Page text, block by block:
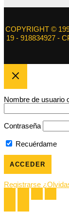
COPYRIGHT ©
19 - 918834927 -
Nombre de usuario
Contraseña
Recuérdame
Registrarse